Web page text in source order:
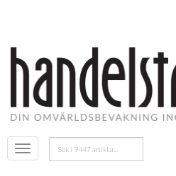
Öppna
menyn
Sök
efter: